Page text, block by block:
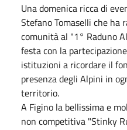
Una domenica ricca di
Stefano Tomaselli che ha
comunità al "1° Raduno
festa con la
istituzioni a ricordare il
presenza degli Alpini in
territorio.
A Figino la bellissima e
non competitiva "Stinky